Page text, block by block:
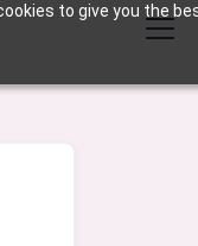
to give you the